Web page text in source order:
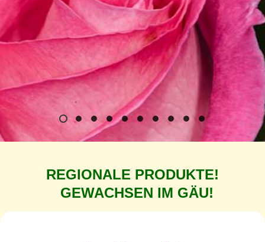
REGIONALE PRODUKTE!
GEWACHSEN IM GÄU!